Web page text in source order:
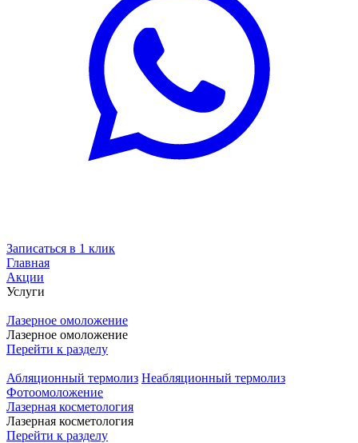
Записаться в 1 клик
Главная
Акции
Услуги
Лазерное омоложение
Лазерное омоложение
Перейти к разделу
Абляционный термолиз Неабляционный термолиз
Фотоомоложение
Лазерная косметология
Лазерная косметология
Перейти к разделу